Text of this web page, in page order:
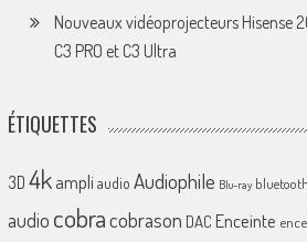
Nouveaux vidéoprojecteurs Hisense
C3 PRO et C3 Ultra
ÉTIQUETTES
3D 4k ampliaudio Audiophile Blu-ray bluetooth
audio cobracobrason DAC Enceinte